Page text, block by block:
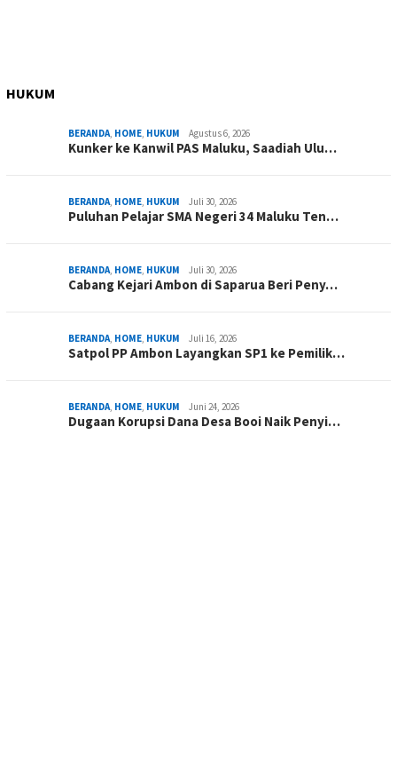
HUKUM
BERANDA, HOME, HUKUM Agustus 6, 2026
Kunker ke Kanwil PAS Maluku, Saadiah Ulu…
BERANDA, HOME, HUKUM Juli 30, 2026
Puluhan Pelajar SMA Negeri 34 Maluku Ten…
BERANDA, HOME, HUKUM Juli 30, 2026
Cabang Kejari Ambon di Saparua Beri Peny…
BERANDA, HOME, HUKUM Juli 16, 2026
Satpol PP Ambon Layangkan SP1 ke Pemilik…
BERANDA, HOME, HUKUM Juni 24, 2026
Dugaan Korupsi Dana Desa Booi Naik Penyi…